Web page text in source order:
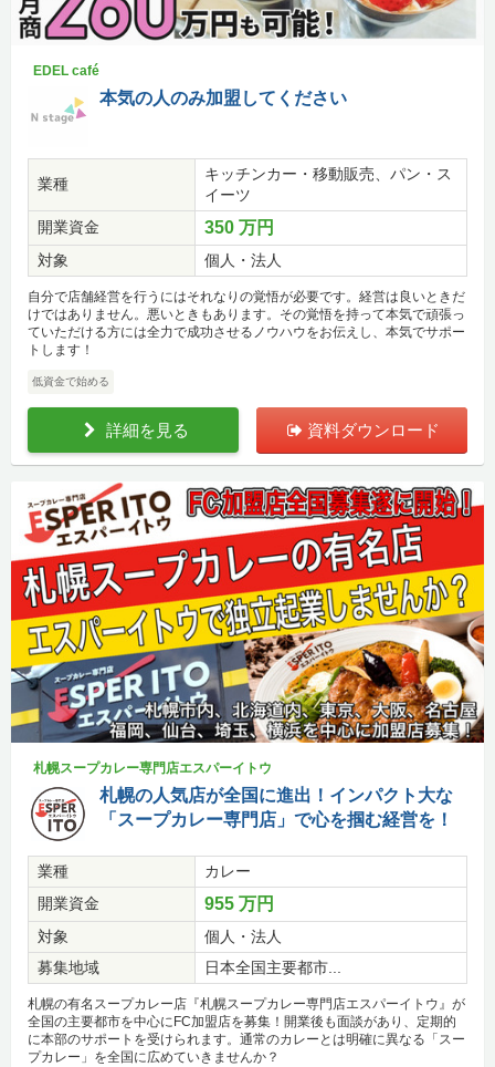
EDEL café
本気の人のみ加盟してください
業種
キッチンカー・移動販売、パン・ス
イーツ
開業資金
350 万円
対象 個人・法人
自分で店舗経営を行うにはそれなりの覚悟が必要です。経営は良いときだ
けではありません。悪いときもあります。その覚悟を持って本気で頑張っ
ていただける方には全力で成功させるノウハウをお伝えし、本気でサポー
トします！
低資金で始める
詳細を見る 資料ダウンロード
札幌スープカレー専門店エスパーイトウ
札幌の人気店が全国に進出！インパクト大な
「スープカレー専門店」で心を掴む経営を！
業種
カレー
開業資金
955 万円
対象
個人・法人
募集地域
日本全国主要都市...
札幌の有名スープカレー店『札幌スープカレー専門店エスパーイトウ』が
全国の主要都市を中心にFC加盟店を募集！開業後も面談があり、定期的
に本部のサポートを受けられます。通常のカレーとは明確に異なる「スー
プカレー」を全国に広めていきませんか？